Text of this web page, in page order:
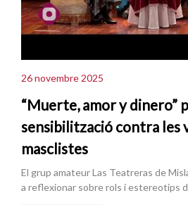
26 novembre 2025
“Muerte, amor y dinero”
sensibilització contra les
masclistes
El grup amateur Las Teatreras de
a reflexionar sobre rols i estereotips